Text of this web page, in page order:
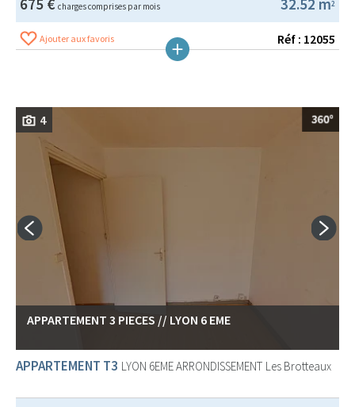
32.52 m2
675 € charges comprises par mois
Ajouter aux favoris Réf : 12055
4
APPARTEMENT 3 PIECES // LYON 6 EME
APPARTEMENT T3 LYON 6EME ARRONDISSEMENT Les Brotteaux